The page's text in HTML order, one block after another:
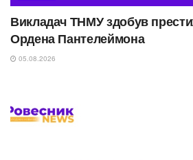
Викладач ТНМУ здобув
Ордена Пантелеймона
05.08.2026